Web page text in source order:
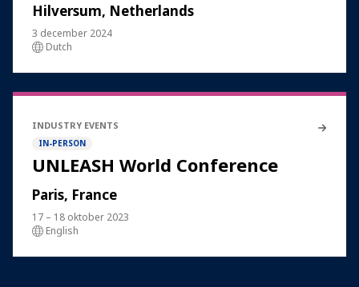
Hilversum, Netherlands
3 december 2024
Dutch
INDUSTRY EVENTS
IN-PERSON
UNLEASH World Conference
Paris, France
17 – 18 oktober 2023
English